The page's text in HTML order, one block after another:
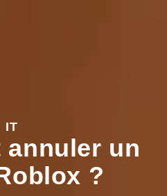
IT
annuler un
?